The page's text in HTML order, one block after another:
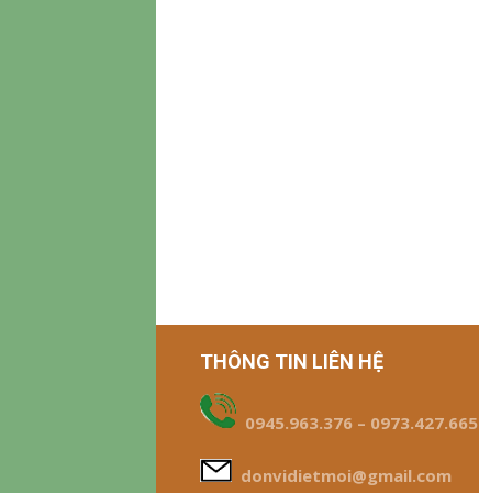
THÔNG TIN LIÊN HỆ
0945.963.376 – 0973.427.665
donvidietmoi@gmail.com